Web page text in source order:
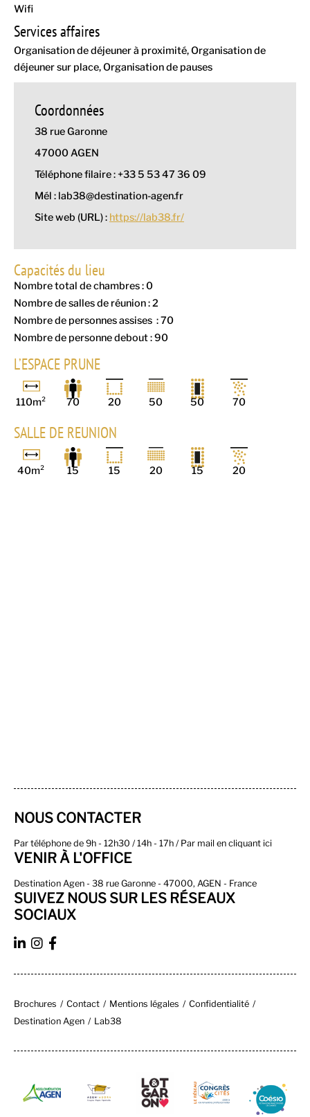
Wifi
Services affaires
Organisation de déjeuner à proximité Organisation de
déjeuner sur place Organisation de pauses
Coordonnées
38 rue Garonne
47000 AGEN
Téléphone filaire : +33 5 53 47 36 09
Mél : lab38@destination-agen.fr
Site web (URL) : https://lab38.fr/
Capacités du lieu
Nombre total de chambres : 0
Nombre de salles de réunion : 2
Nombre de personnes assises : 70
Nombre de personne debout : 90
L’ESPACE PRUNE
110m² 70 20 50 50 70
SALLE DE REUNION
40m² 15 15 20 15 20
NOUS CONTACTER
Par téléphone de 9h - 12h30 / 14h - 17h / Par mail en cliquant ici
VENIR À L'OFFICE
Destination Agen - 38 rue Garonne - 47000, AGEN - France
SUIVEZ NOUS SUR LES RÉSEAUX
SOCIAUX
Brochures Contact Mentions légales
Confidentialité
Destination Agen
Lab38